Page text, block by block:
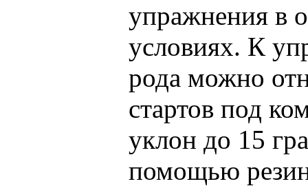
упражнения в
условиях. К
рода можно
стартов под
уклон до 15
помощью